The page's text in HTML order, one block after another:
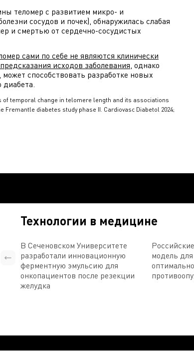
теломер с развитием микро- и
сосудов и почек), обнаружилась слабая
и смертью от сердечно-сосудистых
сами по себе не являются клинически
исходов заболевания, однако
способствовать разработке новых
диабета.
of temporal change in telomere length and its associations
diabetes study phase II. Cardiovasc Diabetol 2024;
Технологии в медицине
В Сеченовском Университете
разработали инновационную
ферментную эмульсию для
онкопациентов после резекции
желудка
модель для